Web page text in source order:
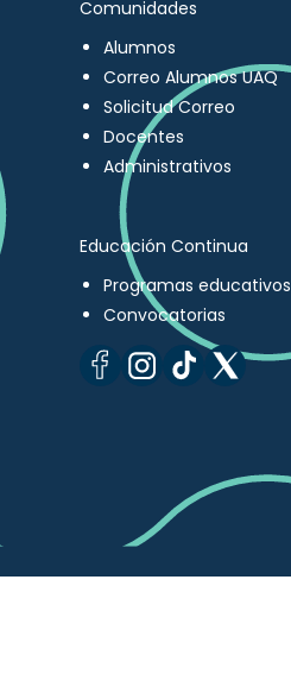
Comunidades
Alumnos
Correo Alumnos UAQ
Solicitud Correo
Docentes
Administrativos
Educación Continua
Programas educativos
Convocatorias